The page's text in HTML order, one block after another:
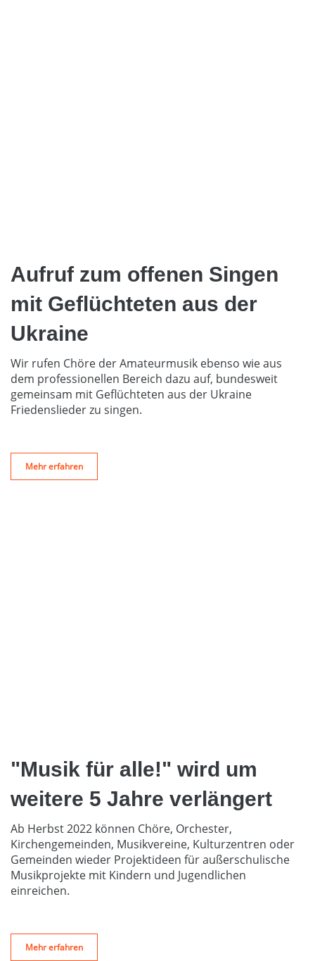
Aufruf zum offenen Singen
mit Geflüchteten aus der
Ukraine
Wir rufen Chöre der Amateurmusik ebenso wie aus
dem professionellen Bereich dazu auf, bundesweit
gemeinsam mit Geflüchteten aus der Ukraine
Friedenslieder zu singen.
Mehr erfahren
"Musik für alle!" wird um
weitere 5 Jahre verlängert
Ab Herbst 2022 können Chöre, Orchester,
Kirchengemeinden, Musikvereine, Kulturzentren oder
Gemeinden wieder Projektideen für außerschulische
Musikprojekte mit Kindern und Jugendlichen
einreichen.
Mehr erfahren